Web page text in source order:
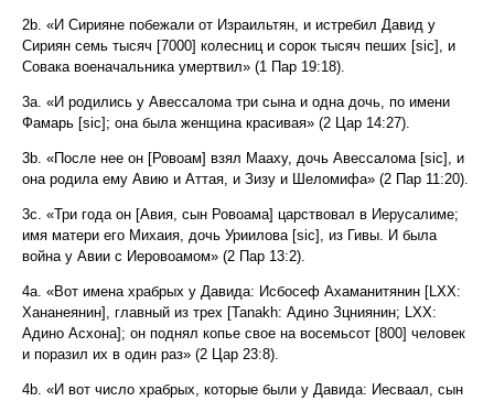
2b. «И Сирияне побежали от Израильтян, и истребил Давид у
Сириян семь тысяч [7000] колесниц и сорок тысяч пеших [sic], и
Совака военачальника умертвил» (1 Пар 19:18).
3a. «И родились у Авессалома три сына и одна дочь, по имени
Фамарь [sic]; она была женщина красивая» (2 Цар 14:27).
3b. «После нее он [Ровоам] взял Мааху, дочь Авессалома [sic], и
она родила ему Авию и Аттая, и Зизу и Шеломифа» (2 Пар 11:20).
3c. «Три года он [Авия, сын Ровоама] царствовал в Иерусалиме;
имя матери его Михаия, дочь Уриилова [sic], из Гивы. И была
война у Авии с Иеровоамом» (2 Пар 13:2).
4a. «Вот имена храбрых у Давида: Исбосеф Ахаманитянин [LXX:
Хананеянин], главный из трех [Tanakh: Адино Зцниянин; LXX:
Адино Асхона]; он поднял копье свое на восемьсот [800] человек
и поразил их в один раз» (2 Цар 23:8).
4b. «И вот число храбрых, которые были у Давида: Иесваал, сын